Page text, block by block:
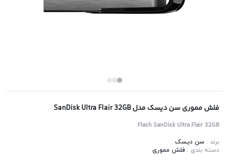
فلش مموری سن دیسک مدل SanDisk Ultra Flair 32GB
Flash SanDisk Ultra Flair 32GB
برند :سن دیسک
دسته بندی :فلش مموری